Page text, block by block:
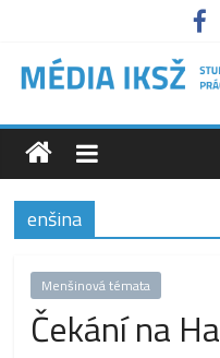
enšina
Menšinová témata
Čekání na